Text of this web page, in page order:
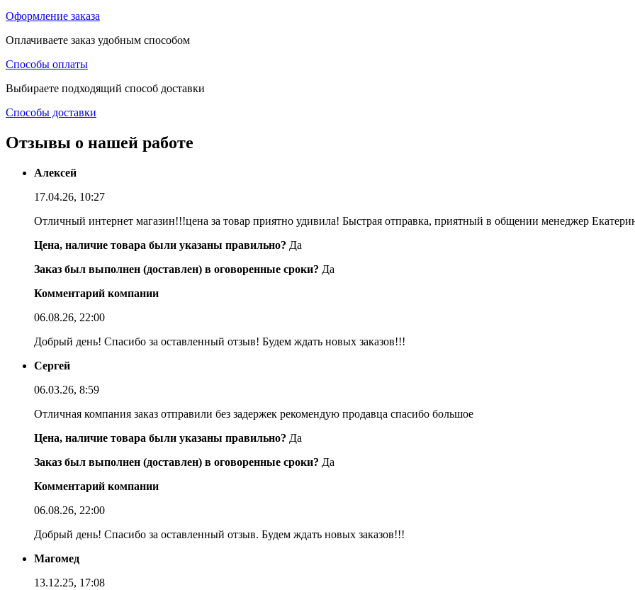
Оформление заказа
Оплачиваете заказ удобным способом
Способы оплаты
Выбираете подходящий способ доставки
Способы доставки
Отзывы о нашей работе
Алексей
17.04.26, 10:27
Отличный интернет магазин!!!цена за товар приятно удивила! Быстрая отправка, приятный в общении менеджер
Цена, наличие товара были указаны правильно? Да
Заказ был выполнен (доставлен) в оговоренные сроки? Да
Комментарий компании
06.08.26, 22:00
Добрый день! Спасибо за оставленный отзыв! Будем ждать новых заказов!!!
Сергей
06.03.26, 8:59
Отличная компания заказ отправили без задержек рекомендую продавца спасибо большое
Цена, наличие товара были указаны правильно? Да
Заказ был выполнен (доставлен) в оговоренные сроки? Да
Комментарий компании
06.08.26, 22:00
Добрый день! Спасибо за оставленный отзыв. Будем ждать новых заказов!!!
Магомед
13.12.25, 17:08